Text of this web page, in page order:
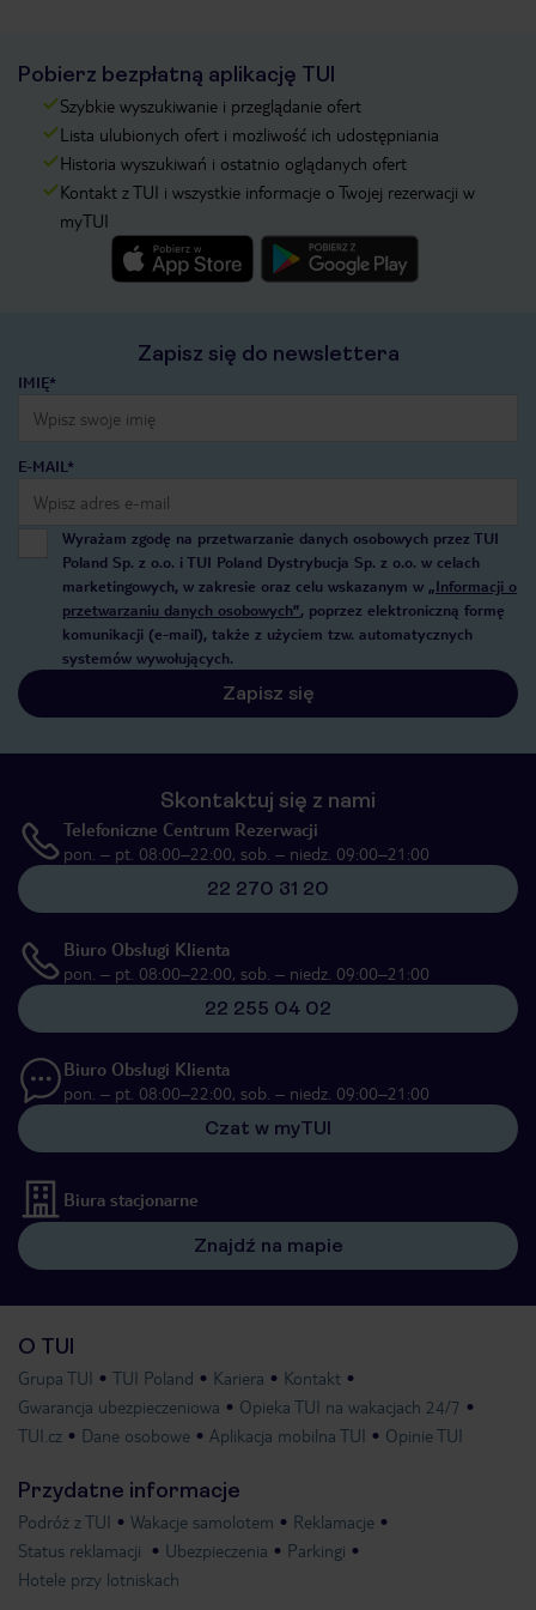
Pobierz bezpłatną aplikację TUI
Szybkie wyszukiwanie i przeglądanie ofert
Lista ulubionych ofert i możliwość ich udostępniania
Historia wyszukiwań i ostatnio oglądanych ofert
Kontakt z TUI i wszystkie informacje o Twojej rezerwacji w
myTUI
Zapisz się do newslettera
IMIĘ*
E-MAIL*
Wyrażam zgodę na przetwarzanie danych osobowych przez TUI
Poland Sp. z o.o. i TUI Poland Dystrybucja Sp. z o.o. w celach
marketingowych, w zakresie oraz celu wskazanym w „Informacji o
przetwarzaniu danych osobowych”, poprzez elektroniczną formę
komunikacji (e-mail), także z użyciem tzw. automatycznych
systemów wywołujących.
Zapisz się
Skontaktuj się z nami
Telefoniczne Centrum Rezerwacji
pon. – pt. 08:00–22:00, sob. – niedz. 09:00–21:00
22 270 31 20
Biuro Obsługi Klienta
pon. – pt. 08:00–22:00, sob. – niedz. 09:00–21:00
22 255 04 02
Biuro Obsługi Klienta
pon. – pt. 08:00–22:00, sob. – niedz. 09:00–21:00
Czat w myTUI
Biura stacjonarne
Znajdź na mapie
O TUI
Grupa TUI TUI Poland Kariera
Kontakt
Gwarancja ubezpieczeniowa
Opieka TUI na wakacjach 24/7
TUI.cz
Dane osobowe Aplikacja mobilna TUI Opinie TUI
Przydatne informacje
Podróż z TUI Wakacje samolotem
Reklamacje
Status reklamacji
Ubezpieczenia
Parkingi
Hotele przy lotniskach